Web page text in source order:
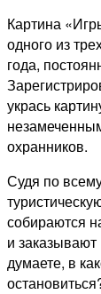
Картина
одного из
года,
укрась
охранников.
Судя по
собираются
и
думаете, в